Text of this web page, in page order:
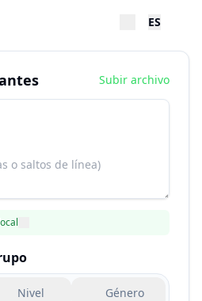
ES
Subir archivo
Nivel Género